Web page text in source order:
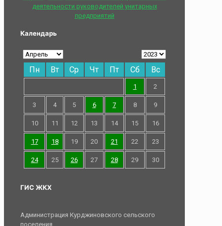
деятельности руководителей унитарных
предприятий
Календарь
Пн Вт Ср Чт Пт Сб Вс
1 2
3 4 5 6 7 8 9
10 11 12 13 14 15 16
17 18 19 20 21 22 23
24 25 26 27 28 29 30
ГИС ЖКХ
Администрация Курджиновского сельского
поселения